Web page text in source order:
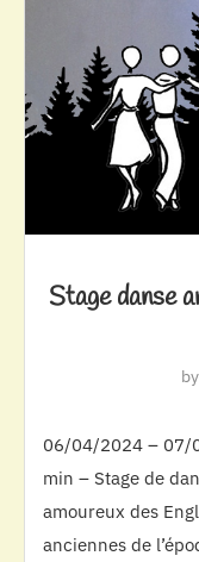
Stage danse
by
06/04/2024 – 07/
min – Stage de
amoureux des
anciennes de